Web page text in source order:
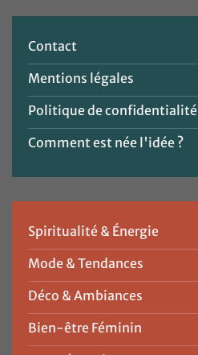
Contact
Mentions légales
Politique de confidentialité
Comment est née l'idée ?
Spiritualité & Énergie
Mode & Tendances
Déco & Ambiances
Bien-être Féminin